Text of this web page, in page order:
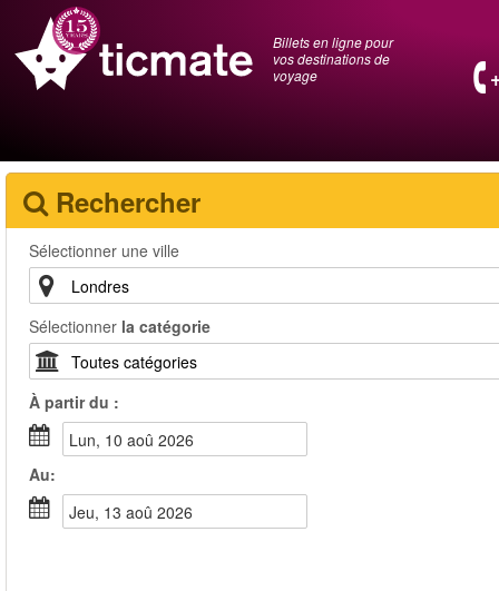
Billets en ligne pour
vos destinations de
voyage
Rechercher
Sélectionner une ville
Sélectionner la catégorie
À partir du :
lun, 10 aoû 2026
Au:
jeu, 13 aoû 2026